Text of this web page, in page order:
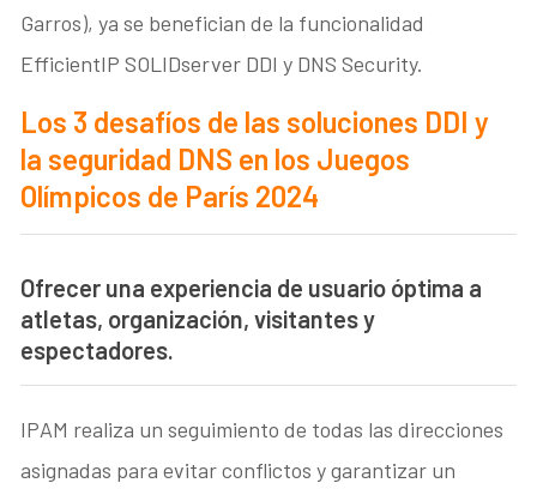
Garros), ya se benefician de la funcionalidad
EfficientIP SOLIDserver DDI y DNS Security.
Los 3 desafíos de las soluciones DDI y
la seguridad DNS en los Juegos
Olímpicos de París 2024
Ofrecer una experiencia de usuario óptima a
atletas, organización, visitantes y
espectadores.
IPAM realiza un seguimiento de todas las direcciones
asignadas para evitar conflictos y garantizar un